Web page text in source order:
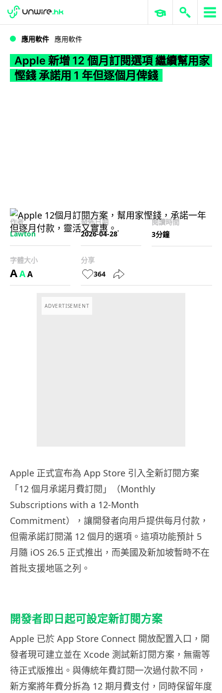
WWDC 2026 ERP 與商業 AI
應用軟件 應用軟件
Apple 新增 12 個月訂閱選項 繼續幫用家
慳錢 承諾用 1 年但逐個月俾錢
作者
Lawton
發佈日期
2026-04-28
閱讀時間
3分鐘
字體大小
AAA
分享
364
ADVERTISEMENT
Apple 正式宣布為 App Store 引入全新訂閱方案
「12 個月承諾月費訂閱」（Monthly
Subscriptions with a 12-Month
Commitment），讓開發者向用戶提供每月付款，
但需承諾訂閱滿 12 個月的選項。這項功能預計 5
月隨 iOS 26.5 正式推出，而美國及新加坡暫時不在
首批支援地區之列。
開發者即日起可設定新訂閱方案
Apple 已於 App Store Connect 開放配置入口，開
發者現可建立並在 Xcode 測試新訂閱方案，無需等
待正式版推出。與傳統年費訂閱一次過付款不同，
新方案將年費分拆為 12 期月費支付，同時保留年度